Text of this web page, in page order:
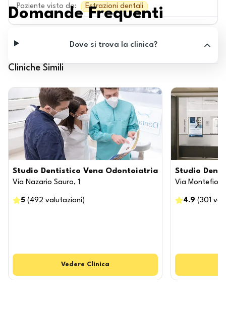
Paziente visto da: Estrazioni dentali
Domande Frequenti
Dove si trova la clinica?
Cliniche Simili
Studio Dentistico Vena Odontoiatria
Via Nazario Sauro, 1
5 ( 492 valutazioni )
Vedere Clinica
Studio
Via
4.9 (301